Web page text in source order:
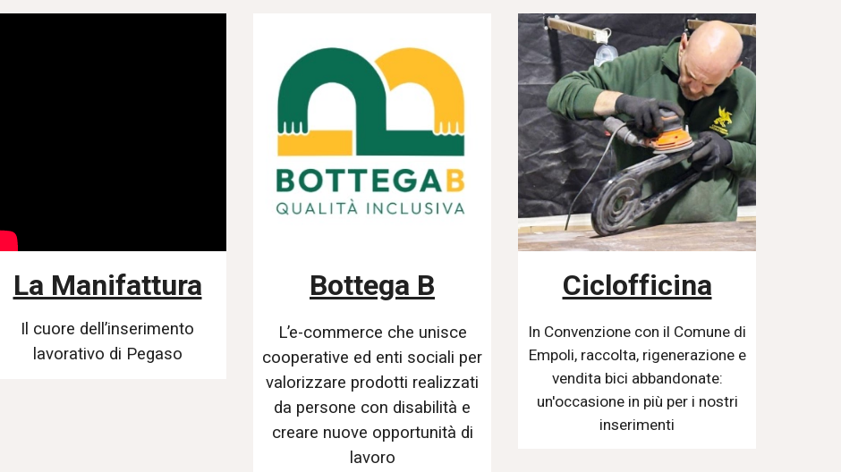
La Manifattura
Il cuore dell’inserimento
lavorativo di Pegaso
Bottega B
L’e-commerce che unisce
cooperative ed enti sociali per
valorizzare prodotti realizzati
da persone con disabilità e
creare nuove opportunità di
lavoro
Ciclofficina
In Convenzione con il Comune di
Empoli, raccolta, rigenerazione e
vendita bici abbandonate:
un'occasione in più per i nostri
inserimenti